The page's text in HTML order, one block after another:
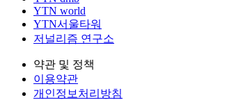
YTN world
YTN서울타워
저널리즘 연구소
약관 및 정책
이용약관
개인정보처리방침